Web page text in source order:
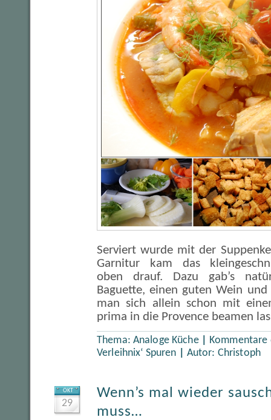
Serviert wurde mit der
Garnitur kam das
oben drauf. Dazu gab’s
Baguette, einen guten Wein und
man sich allein schon mit
prima in die Provence beamen
Thema: Analoge Küche
Verleihnix‘ Spuren
Autor: Christoph
OKT
29
Wenn’s mal wieder
muss…